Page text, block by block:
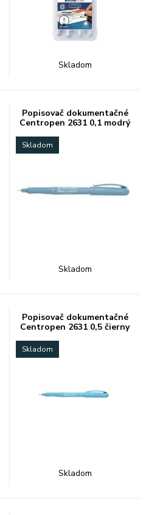
Skladom
Popisovač dokumentačné
Centropen 2631 0,1 modrý
Skladom
Skladom
Popisovač dokumentačné
Centropen 2631 0,5 čierny
Skladom
Skladom